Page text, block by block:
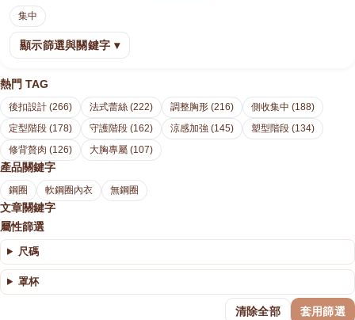
集中
顯示篩選與關鍵字 ▾
熱門 TAG
後扣設計 (266) 法式蕾絲 (222) 調整胸形 (216)
側收集中 (188)
定型階段 (178)
守護階段 (162) 涼感加強 (145)
塑型階段 (134)
修背贅肉 (126)
大胸專屬 (107)
產品關鍵字
鋼圈 軟鋼圈內衣 無鋼圈
文章關鍵字
屬性篩選
尺碼
罩杯
清除全部
套用篩選